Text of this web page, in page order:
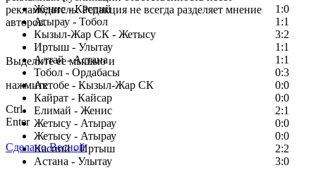
Женис - Каспий
1:0
Атырау - Тобол
1:1
Кызыл-Жар СК - Жетысу
3:2
Иртыш - Улытау
1:1
Алтай - Астана
1:1
Тобол - Ордабасы
0:3
Актобе - Кызыл-Жар СК
0:0
Кайрат - Кайсар
0:0
Елимай - Женис
2:1
Жетысу - Атырау
0:0
Жетысу - Атырау
0:0
Каспий - Иртыш
2:2
Астана - Улытау
3:0
рекламодатель. Редакция не всегда разделяет мнение
авторов.
Заметили ошибку в тексте?
Выделите ее мышью и
нажмите
Ctrl
Enter
Сделано Весной